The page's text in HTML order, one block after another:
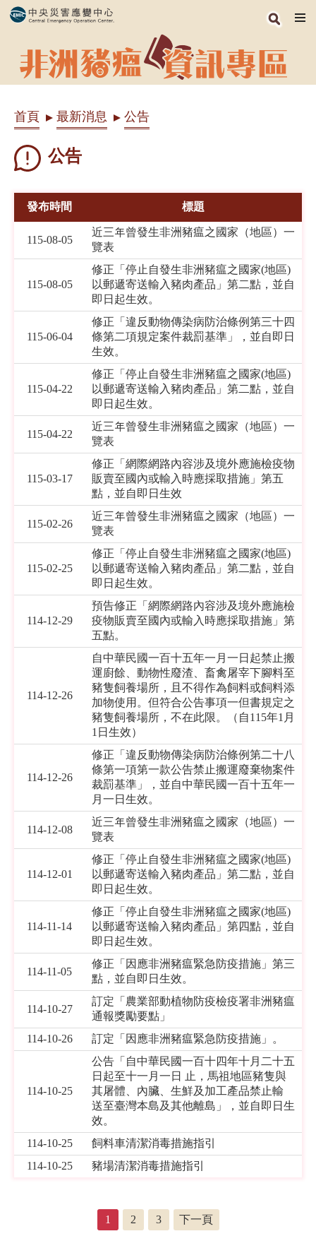
首頁 最新消息 公告
公告
發布時間 標題
115-08-05
近三年曾發生非洲豬瘟之國家（地區）一
覽表
115-08-05
修正「停止自發生非洲豬瘟之國家(地區)
以郵遞寄送輸入豬肉產品」第二點，並自
即日起生效。
115-06-04
修正「違反動物傳染病防治條例第三十四
條第二項規定案件裁罰基準」，並自即日
生效。
115-04-22
修正「停止自發生非洲豬瘟之國家(地區)
以郵遞寄送輸入豬肉產品」第二點，並自
即日起生效。
115-04-22
近三年曾發生非洲豬瘟之國家（地區）一
覽表
115-03-17
修正「網際網路內容涉及境外應施檢疫物
販賣至國內或輸入時應採取措施」第五
點，並自即日生效
115-02-26
近三年曾發生非洲豬瘟之國家（地區）一
覽表
115-02-25
修正「停止自發生非洲豬瘟之國家(地區)
以郵遞寄送輸入豬肉產品」第二點，並自
即日起生效。
114-12-29
預告修正「網際網路內容涉及境外應施檢
疫物販賣至國內或輸入時應採取措施」第
五點。
114-12-26
自中華民國一百十五年一月一日起禁止搬
運廚餘、動物性廢渣、畜禽屠宰下腳料至
豬隻飼養場所，且不得作為飼料或飼料添
加物使用。但符合公告事項一但書規定之
豬隻飼養場所，不在此限。（自115年1月
1日生效）
114-12-26
修正「違反動物傳染病防治條例第二十八
條第一項第一款公告禁止搬運廢棄物案件
裁罰基準」，並自中華民國一百十五年一
月一日生效。
114-12-08
近三年曾發生非洲豬瘟之國家（地區）一
覽表
114-12-01
修正「停止自發生非洲豬瘟之國家(地區)
以郵遞寄送輸入豬肉產品」第二點，並自
即日起生效。
114-11-14
修正「停止自發生非洲豬瘟之國家(地區)
以郵遞寄送輸入豬肉產品」第四點，並自
即日起生效。
114-11-05
修正「因應非洲豬瘟緊急防疫措施」第三
點，並自即日生效。
114-10-27
訂定「農業部動植物防疫檢疫署非洲豬瘟
通報獎勵要點」
114-10-26
訂定「因應非洲豬瘟緊急防疫措施」。
114-10-25
公告「自中華民國一百十四年十月二十五
日起至十一月一日 止，馬祖地區豬隻與
其屠體、內臟、生鮮及加工產品禁止輸
送至臺灣本島及其他離島」，並自即日生
效。
114-10-25
飼料車清潔消毒措施指引
114-10-25
豬場清潔消毒措施指引
1 2 3 下一頁